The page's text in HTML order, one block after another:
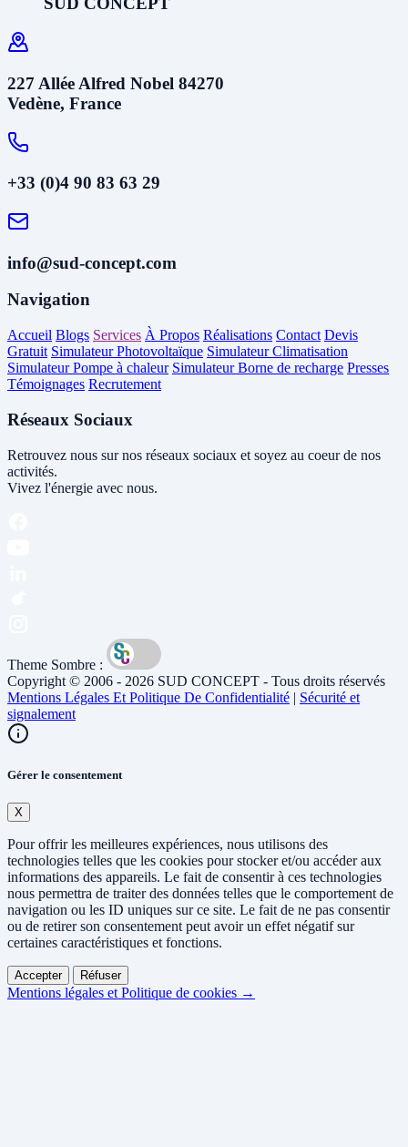
227 Allée Alfred Nobel 84270
Vedène, France
+33 (0)4 90 83 63 29
info@sud-concept.com
Navigation
Accueil Blogs Services À Propos Réalisations Contact Devis
Gratuit Simulateur Photovoltaïque Simulateur Climatisation
Simulateur Pompe à chaleur Simulateur Borne de recharge Presses
Témoignages Recrutement
Réseaux Sociaux
Retrouvez nous sur nos réseaux sociaux et soyez au coeur de nos
activités.
Vivez l'énergie avec nous.
Theme Sombre :
Copyright © 2006 - 2026 SUD CONCEPT - Tous droits réservés
Mentions Légales Et Politique De Confidentialité | Sécurité et
signalement
Gérer le consentement
X
Pour offrir les meilleures expériences, nous utilisons des
technologies telles que les cookies pour stocker et/ou accéder aux
informations des appareils. Le fait de consentir à ces technologies
nous permettra de traiter des données telles que le comportement de
navigation ou les ID uniques sur ce site. Le fait de ne pas consentir
ou de retirer son consentement peut avoir un effet négatif sur
certaines caractéristiques et fonctions.
Accepter Réfuser
Mentions légales et Politique de cookies →